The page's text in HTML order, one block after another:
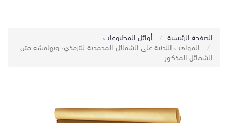
الصفحة الرئيسية أوائل المطبوعات
المواهب اللدنية على الشمائل المحمدية للترمذي؛ وبهامشه متن
الشمائل المذكور